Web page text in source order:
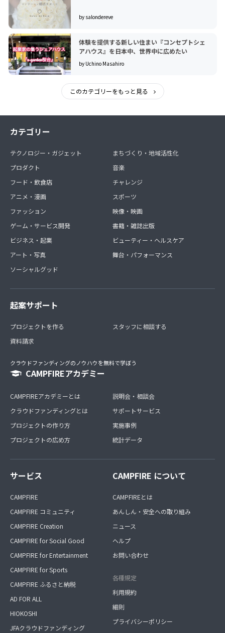
by salondereve
体験を提供する新しい住まい『コンセプトシェ
アハウス』を日本中、世界中に広めたい
by Uchino Masahiro
このカテゴリーをもっと見る
カテゴリー
テクノロジー・ガジェット
プロダクト
フード・飲食店
アニメ・漫画
ファッション
ゲーム・サービス開発
ビジネス・起業
アート・写真
ソーシャルグッド
まちづくり・地域活性化
音楽
チャレンジ
スポーツ
映像・映画
書籍・雑誌出版
ビューティー・ヘルスケア
舞台・パフォーマンス
起案サポート
プロジェクトを作る
資料請求
スタッフに相談する
クラウドファンディングのノウハウを無料で学ぼう
CAMPFIREアカデミー
CAMPFIREアカデミーとは
クラウドファンディングとは
プロジェクトの作り方
プロジェクトの広め方
説明会・相談会
サポートサービス
実施事例
統計データ
サービス
CAMPFIRE
CAMPFIRE コミュニティ
CAMPFIRE Creation
CAMPFIRE for Social Good
CAMPFIRE for Entertainment
CAMPFIRE for Sports
CAMPFIRE ふるさと納税
AD FOR ALL
HIOKOSHI
JFAクラウドファンディング
CAMPFIRE について
CAMPFIREとは
あんしん・安全への取り組み
ニュース
ヘルプ
お問い合わせ
各種規定
利用規約
細則
プライバシーポリシー